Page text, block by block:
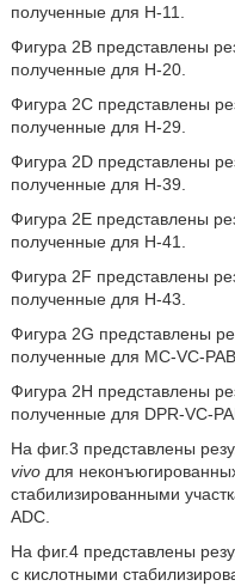
полученные для H-11.
Фигура 2B представлены
полученные для H-20.
Фигура 2C представлены
полученные для H-29.
Фигура 2D представлены
полученные для H-39.
Фигура 2E представлены
полученные для H-41.
Фигура 2F представлены
полученные для H-43.
Фигура 2G представлены
полученные для MC-VC-
Фигура 2H представлены
полученные для DPR-VC-
На фиг.3 представлены
vivoдля
стабилизированными
ADC.
На фиг.4 представлены
с кислотными